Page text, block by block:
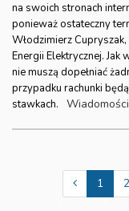
na swoich stronach
ponieważ ostateczny
Włodzimierz
Energii Elektrycznej.
nie muszą dopełniać
przypadku rachunki
stawkach.
Wiadomości
1 2